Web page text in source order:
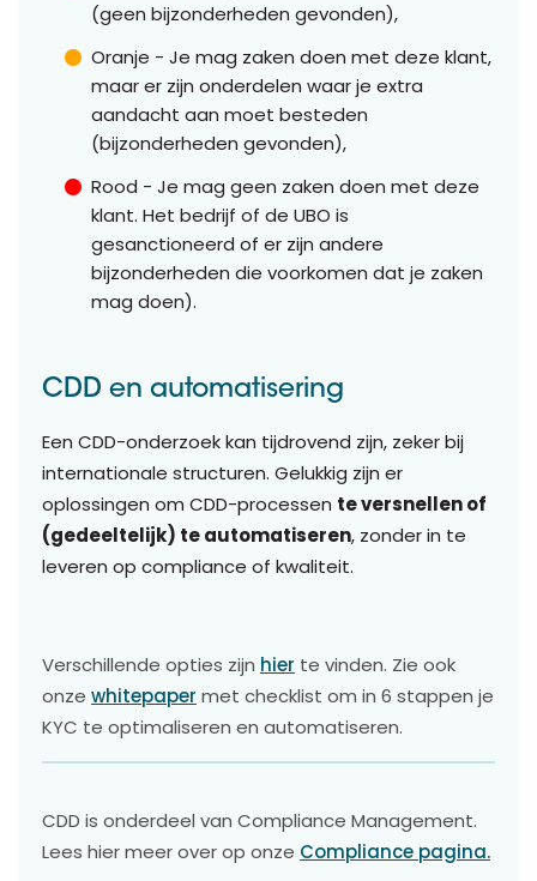
(geen bijzonderheden gevonden),
Oranje - Je mag zaken doen met deze klant,
maar er zijn onderdelen waar je extra
aandacht aan moet besteden
(bijzonderheden gevonden),
Rood - Je mag geen zaken doen met deze
klant. Het bedrijf of de UBO is
gesanctioneerd of er zijn andere
bijzonderheden die voorkomen dat je zaken
mag doen).
CDD en automatisering
Een CDD-onderzoek kan tijdrovend zijn, zeker bij
internationale structuren. Gelukkig zijn er
oplossingen om CDD-processen te versnellen of
(gedeeltelijk) te automatiseren, zonder in te
leveren op compliance of kwaliteit.
Verschillende opties zijn hier te vinden. Zie ook
onze whitepaper met checklist om in 6 stappen je
KYC te optimaliseren en automatiseren.
CDD is onderdeel van Compliance Management.
Lees hier meer over op onze Compliance pagina.